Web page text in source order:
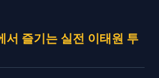
서 즐기는 실전 이태원 투